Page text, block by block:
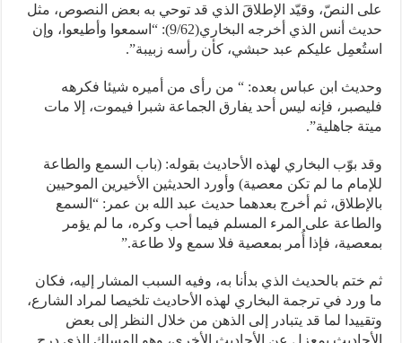
على النصّ، وقيّد الإطلاقَ الذي قد توحي به بعض النصوص، مثل
حديث أنس الذي أخرجه البخاري(9/62): “اسمعوا وأطيعوا، وإن
استُعمِل عليكم عبد حبشي، كأن رأسه زبيبة”.
وحديث ابن عباس بعده: “ من رأى من أميره شيئا فكرهه
فليصبر، فإنه ليس أحد يفارق الجماعة شبرا فيموت، إلا مات
ميتة جاهلية”.
وقد بوّب البخاري لهذه الأحاديث بقوله: (باب السمع والطاعة
للإمام ما لم تكن معصية) وأورد الحديثين الأخيرين الموحيين
بالإطلاق، ثم أخرج بعدهما حديث عبد الله بن عمر: “السمع
والطاعة على المرء المسلم فيما أحب وكره، ما لم يؤمر
بمعصية، فإذا أُمر بمعصية فلا سمع ولا طاعة.”
ثم ختم بالحديث الذي بدأنا به، وفيه السبب المشار إليه، فكان
ما ورد في ترجمة البخاري لهذه الأحاديث تلخيصا لمراد الشارع،
وتقييدا لما قد يتبادر إلى الذهن من خلال النظر إلى بعض